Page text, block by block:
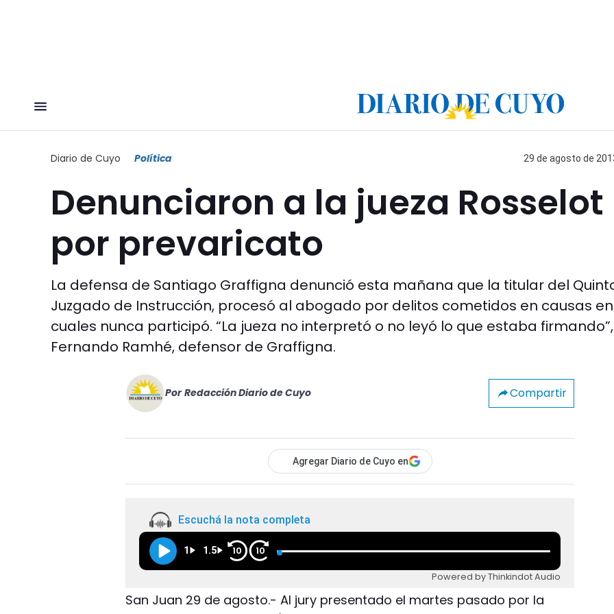
Diario de Cuyo Política 29 de agosto de
Denunciaron a la jueza Rosselot
por prevaricato
La defensa de Santiago Graffigna denunció esta mañana que la titular del
Juzgado de Instrucción, procesó al abogado por delitos cometidos en causas
cuales nunca participó. “La jueza no interpretó o no leyó lo que estaba
Fernando Ramhé, defensor de Graffigna.
Por Redacción Diario de Cuyo Compartir
Agregar Diario de Cuyo en
Escuchá la nota completa
1 1.5 10 10
Powered by Thinkindot Audio
San Juan 29 de agosto.- Al jury presentado el martes pasado por la